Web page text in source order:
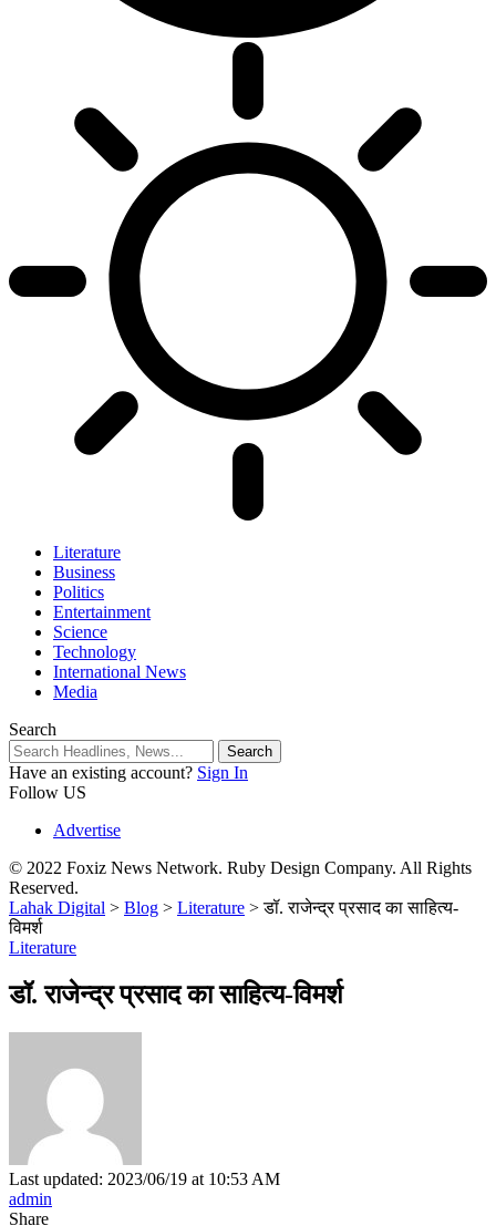
Literature
Business
Politics
Entertainment
Science
Technology
International News
Media
Search
Have an existing account? Sign In
Follow US
Advertise
© 2022 Foxiz News Network. Ruby Design Company. All Rights
Reserved.
Lahak Digital > Blog > Literature >डॉ. राजेन्द्र प्रसाद का साहित्य-
विमर्श
Literature
डॉ. राजेन्द्र प्रसाद का साहित्य-विमर्श
Last updated: 2023/06/19 at 10:53 AM
admin
Share